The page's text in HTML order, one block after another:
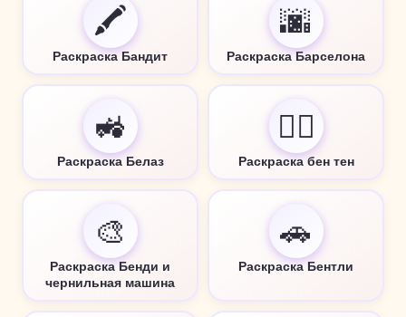
🖍️
Раскраска Бандит
🌆
Раскраска Барселона
🚜
Раскраска Белаз
🦸‍♂️
Раскраска бен тен
🎨
Раскраска Бенди и
чернильная машина
🚗
Раскраска Бентли